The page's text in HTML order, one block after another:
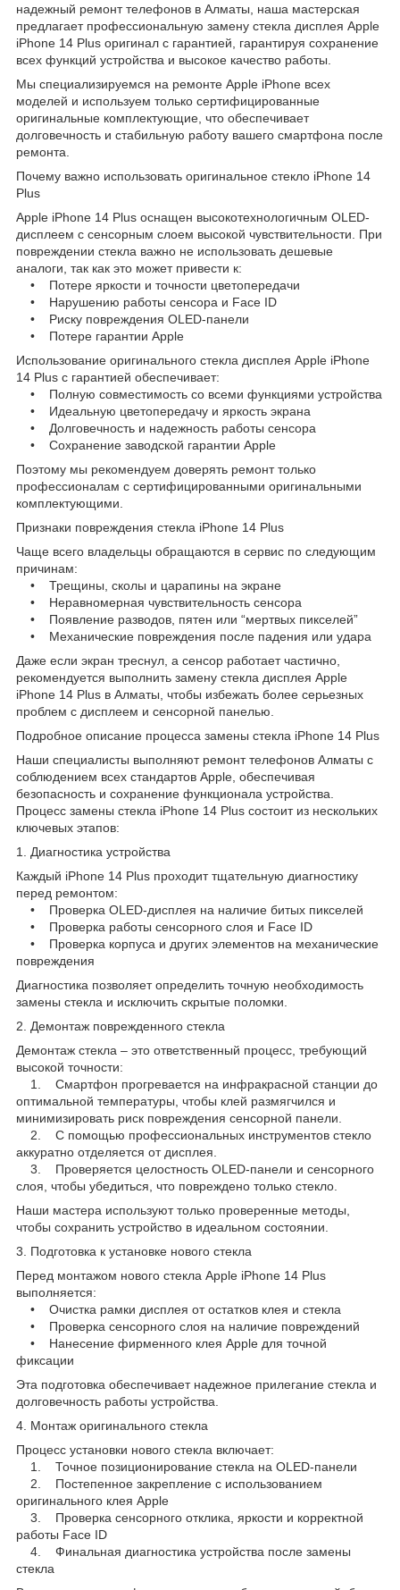
надежный ремонт телефонов в Алматы, наша мастерская
предлагает профессиональную замену стекла дисплея Apple
iPhone 14 Plus оригинал с гарантией, гарантируя сохранение
всех функций устройства и высокое качество работы.
Мы специализируемся на ремонте Apple iPhone всех
моделей и используем только сертифицированные
оригинальные комплектующие, что обеспечивает
долговечность и стабильную работу вашего смартфона после
ремонта.
Почему важно использовать оригинальное стекло iPhone 14
Plus
Apple iPhone 14 Plus оснащен высокотехнологичным OLED-
дисплеем с сенсорным слоем высокой чувствительности. При
повреждении стекла важно не использовать дешевые
аналоги, так как это может привести к:
• Потере яркости и точности цветопередачи
• Нарушению работы сенсора и Face ID
• Риску повреждения OLED-панели
• Потере гарантии Apple
Использование оригинального стекла дисплея Apple iPhone
14 Plus с гарантией обеспечивает:
• Полную совместимость со всеми функциями устройства
• Идеальную цветопередачу и яркость экрана
• Долговечность и надежность работы сенсора
• Сохранение заводской гарантии Apple
Поэтому мы рекомендуем доверять ремонт только
профессионалам с сертифицированными оригинальными
комплектующими.
Признаки повреждения стекла iPhone 14 Plus
Чаще всего владельцы обращаются в сервис по следующим
причинам:
• Трещины, сколы и царапины на экране
• Неравномерная чувствительность сенсора
• Появление разводов, пятен или “мертвых пикселей”
• Механические повреждения после падения или удара
Даже если экран треснул, а сенсор работает частично,
рекомендуется выполнить замену стекла дисплея Apple
iPhone 14 Plus в Алматы, чтобы избежать более серьезных
проблем с дисплеем и сенсорной панелью.
Подробное описание процесса замены стекла iPhone 14 Plus
Наши специалисты выполняют ремонт телефонов Алматы с
соблюдением всех стандартов Apple, обеспечивая
безопасность и сохранение функционала устройства.
Процесс замены стекла iPhone 14 Plus состоит из нескольких
ключевых этапов:
1. Диагностика устройства
Каждый iPhone 14 Plus проходит тщательную диагностику
перед ремонтом:
• Проверка OLED-дисплея на наличие битых пикселей
• Проверка работы сенсорного слоя и Face ID
• Проверка корпуса и других элементов на механические
повреждения
Диагностика позволяет определить точную необходимость
замены стекла и исключить скрытые поломки.
2. Демонтаж поврежденного стекла
Демонтаж стекла – это ответственный процесс, требующий
высокой точности:
1. Смартфон прогревается на инфракрасной станции до
оптимальной температуры, чтобы клей размягчился и
минимизировать риск повреждения сенсорной панели.
2. С помощью профессиональных инструментов стекло
аккуратно отделяется от дисплея.
3. Проверяется целостность OLED-панели и сенсорного
слоя, чтобы убедиться, что повреждено только стекло.
Наши мастера используют только проверенные методы,
чтобы сохранить устройство в идеальном состоянии.
3. Подготовка к установке нового стекла
Перед монтажом нового стекла Apple iPhone 14 Plus
выполняется:
• Очистка рамки дисплея от остатков клея и стекла
• Проверка сенсорного слоя на наличие повреждений
• Нанесение фирменного клея Apple для точной
фиксации
Эта подготовка обеспечивает надежное прилегание стекла и
долговечность работы устройства.
4. Монтаж оригинального стекла
Процесс установки нового стекла включает:
1. Точное позиционирование стекла на OLED-панели
2. Постепенное закрепление с использованием
оригинального клея Apple
3. Проверка сенсорного отклика, яркости и корректной
работы Face ID
4. Финальная диагностика устройства после замены
стекла